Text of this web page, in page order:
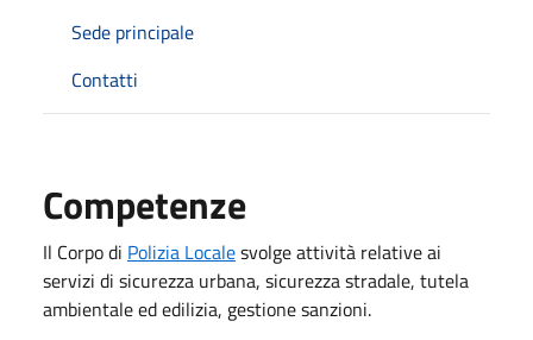
Sede principale
Contatti
Competenze
Il Corpo di Polizia Localesvolge attività relative ai
servizi di sicurezza urbana, sicurezza stradale, tutela
ambientale ed edilizia, gestione sanzioni.